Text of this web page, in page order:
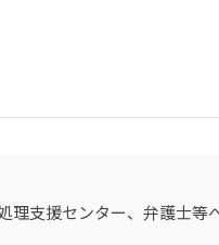
支援センター、弁護士等